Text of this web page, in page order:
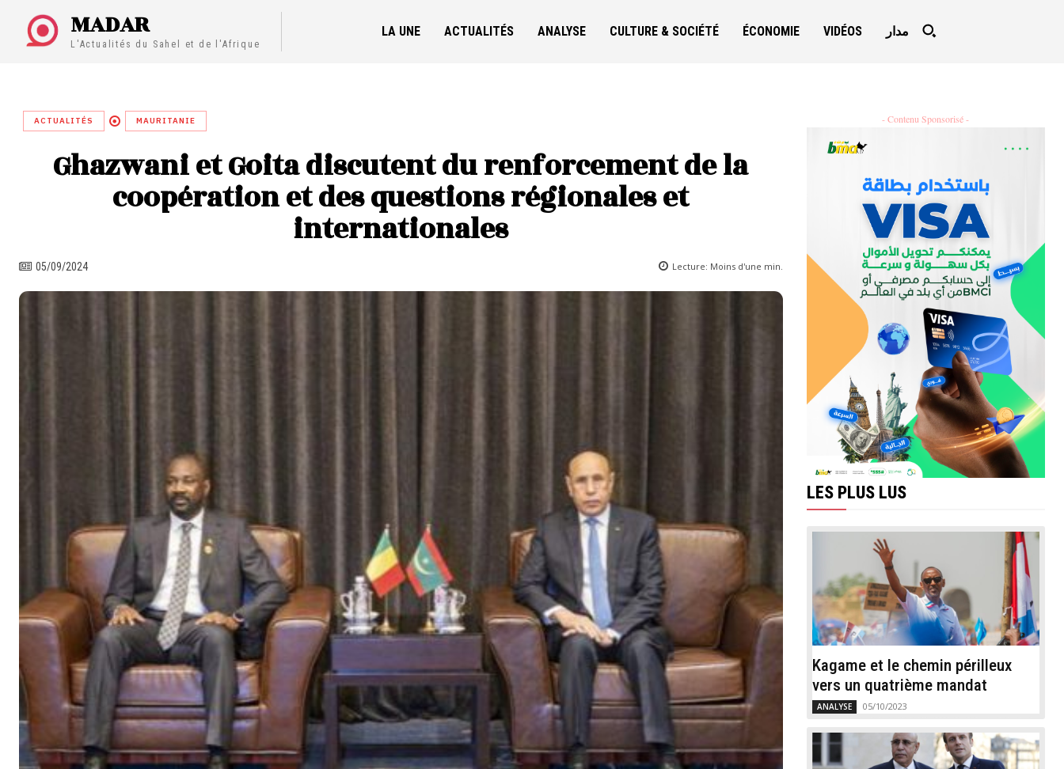
MADAR
L'Actualités du Sahel et de l'Afrique
LA UNE ACTUALITÉS ANALYSE CULTURE & SOCIÉTÉ ÉCONOMIE VIDÉOS مدار
ACTUALITÉS MAURITANIE
Ghazwani et Goita discutent du renforcement de la
coopération et des questions régionales et
internationales
05/09/2024 Lecture: Moins d'une min.
- Contenu Sponsorisé -
LES PLUS LUS
Kagame et le chemin périlleux
vers un quatrième mandat
ANALYSE 05/10/2023